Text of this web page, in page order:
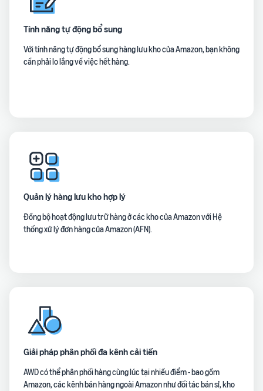
Tính năng tự động bổ sung
Với tính năng tự động bổ sung hàng lưu kho của Amazon, bạn không
cần phải lo lắng về việc hết hàng.
Quản lý hàng lưu kho hợp lý
Đồng bộ hoạt động lưu trữ hàng ở các kho của Amazon với Hệ
thống xử lý đơn hàng của Amazon (AFN).
Giải pháp phân phối đa kênh cải tiến
AWD có thể phân phối hàng cùng lúc tại nhiều điểm - bao gồm
Amazon, các kênh bán hàng ngoài Amazon như đối tác bán sỉ, kho